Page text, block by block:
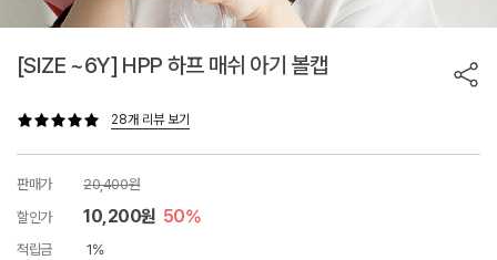
[SIZE ~6Y] HPP 하프 매쉬 아기 볼캡
28개 리뷰 보기
판매가
20,400원
할인가
10,200원 50%
적립금 1%